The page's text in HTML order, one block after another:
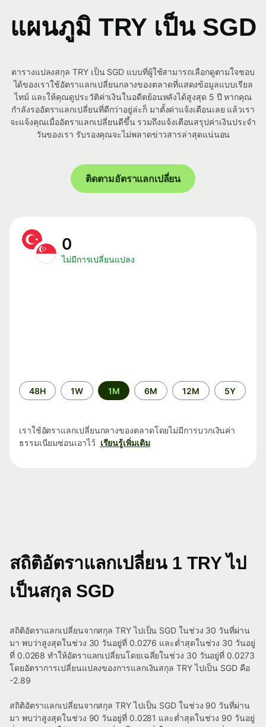
แผนภูมิ TRY เป็น SGD
ตารางแปลงสกุล TRY เป็น SGD แบบที่ผู้ใช้สามารถเลือกดูตามใจชอบ
ได้ของเราใช้อัตราแลกเปลี่ยนกลางของตลาดที่แสดงข้อมูลแบบเรียล
ไทม์ และให้คุณดูประวัติค่าเงินในอดีตย้อนหลังได้สูงสุด 5 ปี หากคุณ
กำลังรออัตราแลกเปลี่ยนที่ดีกว่าอยู่ล่ะก็ มาตั้งค่าแจ้งเตือนเลย แล้วเรา
จะแจ้งคุณเมื่ออัตราแลกเปลี่ยนดีขึ้น รวมถึงแจ้งเตือนสรุปค่าเงินประจำ
วันของเรา รับรองคุณจะไม่พลาดข่าวสารล่าสุดแน่นอน
ติดตามอัตราแลกเปลี่ยน
0
ไม่มีการเปลี่ยนแปลง
ระยะ
เวลา
48H 1W 1M 6M 12M 5Y
เราใช้อัตราแลกเปลี่ยนกลางของตลาดโดยไม่มีการบวกเงินค่า
ธรรมเนียมซ่อนเอาไว้ เรียนรู้เพิ่มเติม
สถิติอัตราแลกเปลี่ยน 1 TRY ไป
เป็นสกุล SGD
สถิติอัตราแลกเปลี่ยนจากสกุล TRY ไปเป็น SGD ในช่วง 30 วันที่ผ่าน
มา พบว่าสูงสุดในช่วง 30 วันอยู่ที่ 0.0276 และต่ำสุดในช่วง 30 วันอยู่
ที่ 0.0268 ทำให้อัตราแลกเปลี่ยนโดยเฉลี่ยในช่วง 30 วันอยู่ที่ 0.0273
โดยอัตราการเปลี่ยนแปลงของการแลกเงินสกุล TRY ไปเป็น SGD คือ
-2.89
สถิติอัตราแลกเปลี่ยนจากสกุล TRY ไปเป็น SGD ในช่วง 90 วันที่ผ่าน
มา พบว่าสูงสุดในช่วง 90 วันอยู่ที่ 0.0281 และต่ำสุดในช่วง 90 วันอยู่